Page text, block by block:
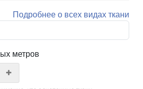
Подробнее о всех видах ткани
метров